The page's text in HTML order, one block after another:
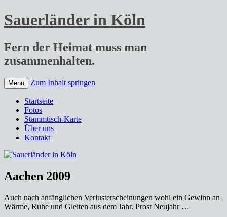
Sauerländer in Köln
Fern der Heimat muss man
zusammenhalten.
Menü Zum Inhalt springen
Startseite
Fotos
Stammtisch-Karte
Über uns
Kontakt
Aachen 2009
Auch nach anfänglichen Verlusterscheinungen wohl ein Gewinn an
Wärme, Ruhe und Gleiten aus dem Jahr. Prost Neujahr …